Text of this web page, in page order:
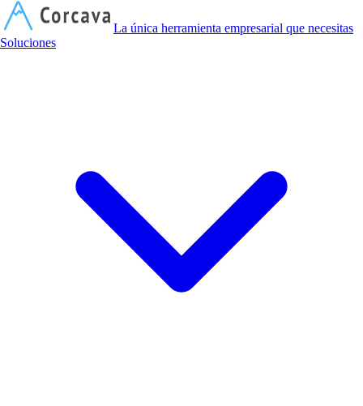
La única herramienta empresarial que necesitas
Soluciones